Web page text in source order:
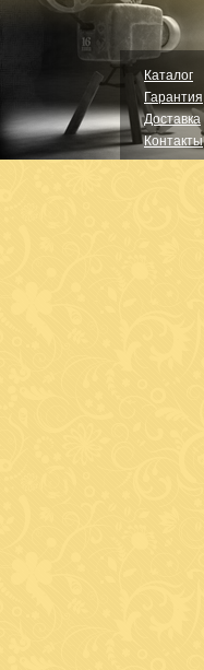
Каталог
Гарантия
Доставка
Контакты